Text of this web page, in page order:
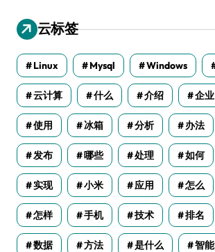
云标签
Linux Mysql Windows
云计算 什么 介绍 企业
使用 冰箱 分析 办法
发布 哪些 处理 如何
实现 小米 应用 怎么
怎样 手机 技术 排名
数据 方法 是什么 智能